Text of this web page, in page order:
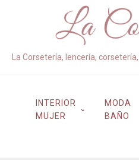
La Corsetería, lencería,
INTERIOR
MUJER
MODA
BAÑO